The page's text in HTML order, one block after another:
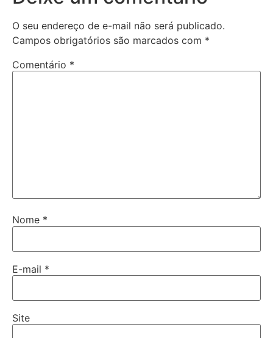
O seu endereço de e-mail não será publicado.
Campos obrigatórios são marcados com *
Comentário *
Nome *
E-mail *
Site